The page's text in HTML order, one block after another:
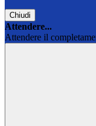
Chiudi
Attendere...
Attendere il